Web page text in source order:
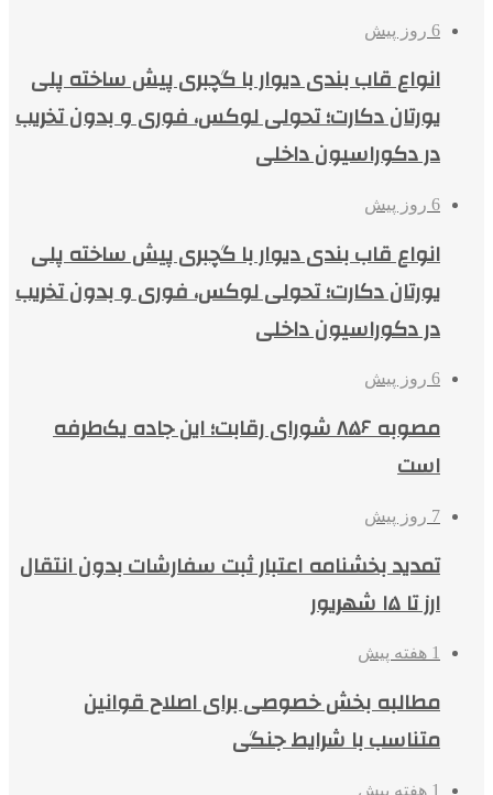
6 روز پیش
انواع قاب بندی دیوار با گچبری پیش ساخته پلی
یورتان دکارت؛ تحولی لوکس، فوری و بدون تخریب
در دکوراسیون داخلی
6 روز پیش
انواع قاب بندی دیوار با گچبری پیش ساخته پلی
یورتان دکارت؛ تحولی لوکس، فوری و بدون تخریب
در دکوراسیون داخلی
6 روز پیش
مصوبه ۸۵۶ شورای رقابت؛ این جاده یک‌طرفه
است
7 روز پیش
تمدید بخشنامه اعتبار ثبت سفارشات بدون انتقال
ارز تا ۱۵ شهریور
1 هفته پیش
مطالبه بخش خصوصی برای اصلاح قوانین
متناسب با شرایط جنگی
1 هفته پیش